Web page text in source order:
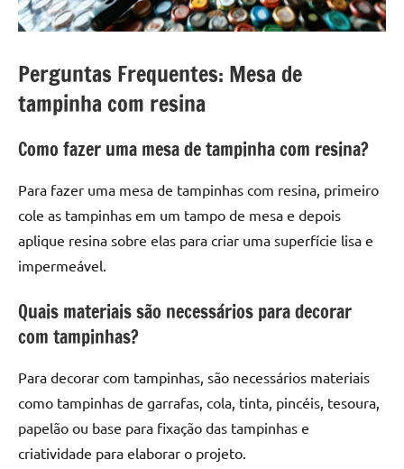
Perguntas Frequentes: Mesa de
tampinha com resina
Como fazer uma mesa de tampinha com resina?
Para fazer uma mesa de tampinhas com resina, primeiro
cole as tampinhas em um tampo de mesa e depois
aplique resina sobre elas para criar uma superfície lisa e
impermeável.
Quais materiais são necessários para decorar
com tampinhas?
Para decorar com tampinhas, são necessários materiais
como tampinhas de garrafas, cola, tinta, pincéis, tesoura,
papelão ou base para fixação das tampinhas e
criatividade para elaborar o projeto.